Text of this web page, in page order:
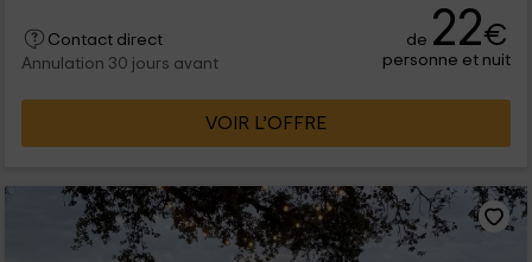
Contact direct
Annulation 30 jours avant
de 22€
personne et nuit
VOIR L’OFFRE